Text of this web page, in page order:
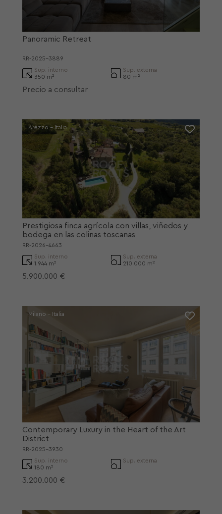
Panoramic Retreat
RR-2025-3889
Sup. interno
350 m²
Sup. externa
80 m²
Precio a consultar
Arezzo - Italia
Prestigiosa finca agrícola con villas, viñedos y
bodega en las colinas toscanas
RR-2026-4663
Sup. interno
1.944 m²
Sup. externa
210.000 m²
5.900.000 €
Milano - Italia
Contemporary Luxury in the Heart of the Art
District
RR-2025-3930
Sup. interno
180 m²
Sup. externa
3.200.000 €